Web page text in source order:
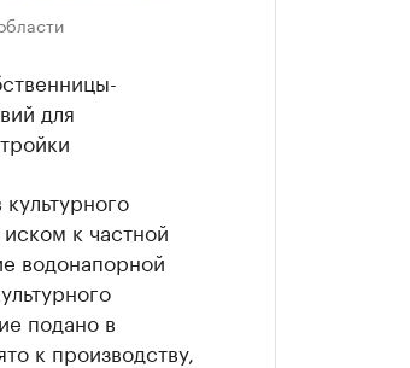
для
к частной
водонапорной
подано в
к производству,